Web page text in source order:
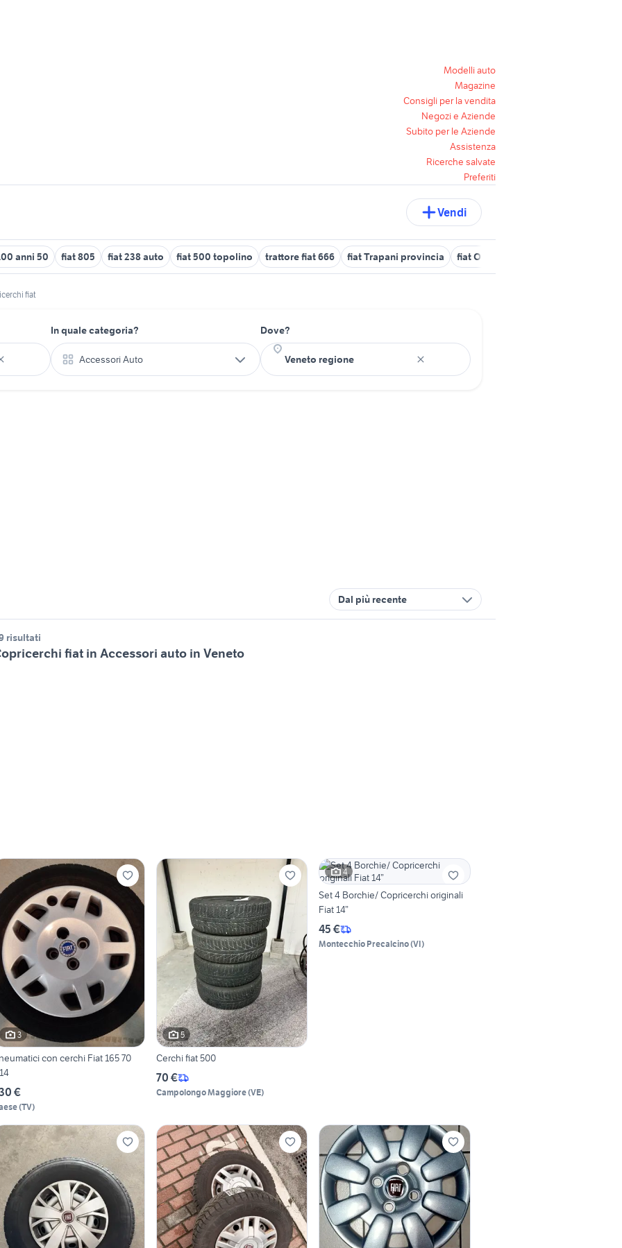
Modelli auto
Magazine
Consigli per la vendita
Negozi e Aziende
Subito per le Aziende
Assistenza
Ricerche salvate
Preferiti
Vendi
anni 50 fiat 805 fiat 238 auto fiat 500 topolino trattore fiat 666 fiat Trapani provincia fiat Ostuni
fiat
In quale categoria?
Accessori Auto
Dove?
Dal più recente
risultati
fiat in Accessori auto in Veneto
3
con cerchi Fiat 165 70
€
(TV)
5
Cerchi fiat 500
70 €
Campolongo Maggiore(VE)
4
Set 4 Borchie/ Copricerchi originali
Fiat 14”
45 €
Montecchio Precalcino(VI)